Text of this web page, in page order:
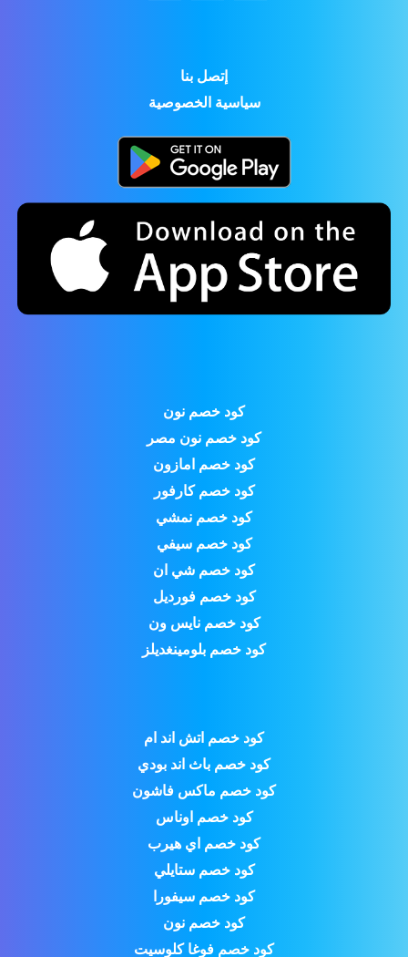
إتصل بنا
سياسية الخصوصية
كود خصم نون
كود خصم نون مصر
كود خصم امازون
كود خصم كارفور
كود خصم نمشي
كود خصم سيفي
كود خصم شي ان
كود خصم فورديل
كود خصم نايس ون
كود خصم بلومينغديلز
كود خصم اتش اند ام
كود خصم باث اند بودي
كود خصم ماكس فاشون
كود خصم اوناس
كود خصم اي هيرب
كود خصم ستايلي
كود خصم سيفورا
كود خصم نون
كود خصم فوغا كلوسيت